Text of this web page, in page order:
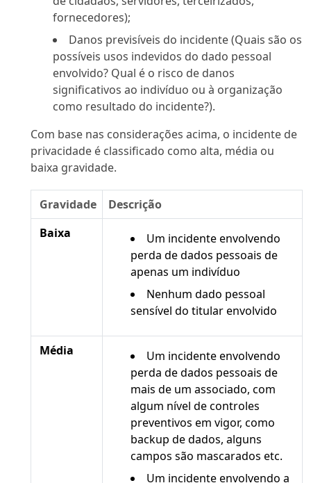
fornecedores);
Danos previsíveis do incidente (Quais são os
possíveis usos indevidos do dado pessoal
envolvido? Qual é o risco de danos
significativos ao indivíduo ou à organização
como resultado do incidente?).
Com base nas considerações acima, o incidente de
privacidade é classificado como alta, média ou
baixa gravidade.
Gravidade
Descrição
Baixa
Um incidente envolvendo
perda de dados pessoais de
apenas um indivíduo
Nenhum dado pessoal
sensível do titular envolvido
Média
Um incidente envolvendo
perda de dados pessoais de
mais de um associado, com
algum nível de controles
preventivos em vigor, como
backup de dados, alguns
campos são mascarados etc.
Um incidente envolvendo a